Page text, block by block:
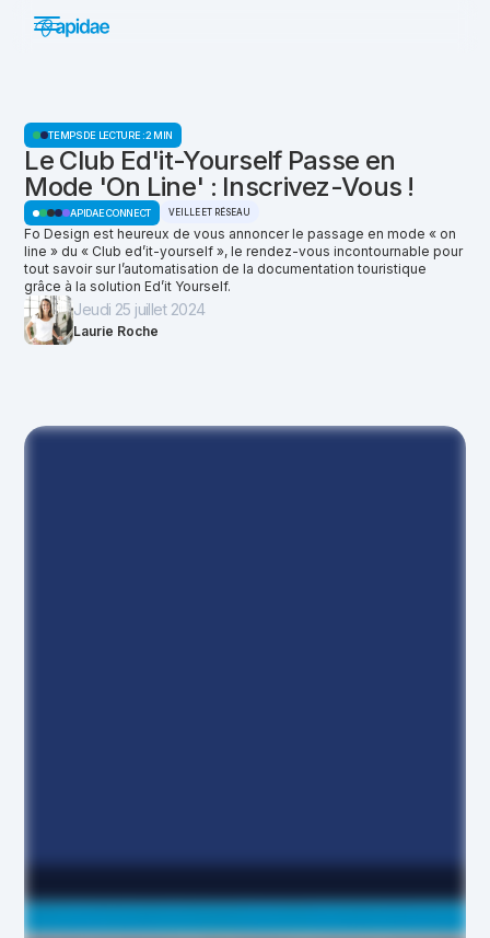
TEMPS DE LECTURE :2 MIN
Le Club Ed'it-Yourself Passe en
Mode 'On Line' : Inscrivez-Vous !
APIDAE CONNECT VEILLE ET RÉSEAU
Fo Design est heureux de vous annoncer le passage en mode « on
line » du « Club ed’it-yourself », le rendez-vous incontournable pour
tout savoir sur l’automatisation de la documentation touristique
grâce à la solution Ed’it Yourself.
Jeudi 25 juillet 2024
Laurie Roche